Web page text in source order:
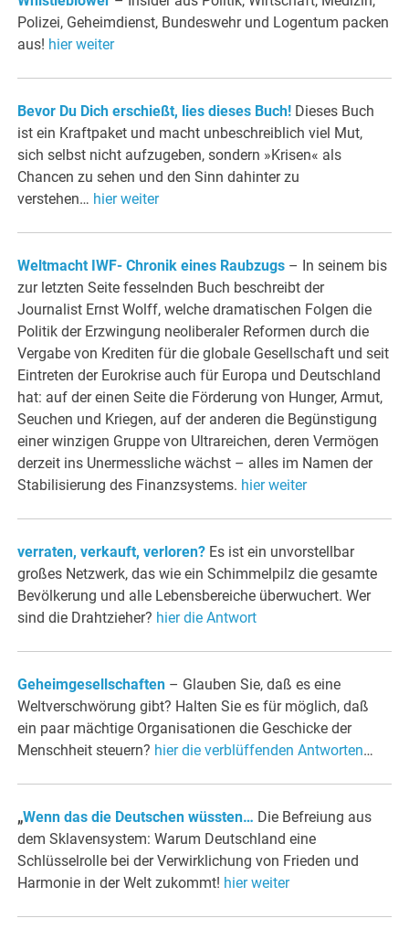
Polizei, Geheimdienst, Bundeswehr und Logentum packen
aus! hier weiter
Bevor Du Dich erschießt, lies dieses Buch! Dieses Buch
ist ein Kraftpaket und macht unbeschreiblich viel Mut,
sich selbst nicht aufzugeben, sondern »Krisen« als
Chancen zu sehen und den Sinn dahinter zu
verstehen… hier weiter
Weltmacht IWF- Chronik eines Raubzugs – In seinem bis
zur letzten Seite fesselnden Buch beschreibt der
Journalist Ernst Wolff, welche dramatischen Folgen die
Politik der Erzwingung neoliberaler Reformen durch die
Vergabe von Krediten für die globale Gesellschaft und seit
Eintreten der Eurokrise auch für Europa und Deutschland
hat: auf der einen Seite die Förderung von Hunger, Armut,
Seuchen und Kriegen, auf der anderen die Begünstigung
einer winzigen Gruppe von Ultrareichen, deren Vermögen
derzeit ins Unermessliche wächst – alles im Namen der
Stabilisierung des Finanzsystems. hier weiter
verraten, verkauft, verloren? Es ist ein unvorstellbar
großes Netzwerk, das wie ein Schimmelpilz die gesamte
Bevölkerung und alle Lebensbereiche überwuchert. Wer
sind die Drahtzieher? hier die Antwort
Geheimgesellschaften – Glauben Sie, daß es eine
Weltverschwörung gibt? Halten Sie es für möglich, daß
ein paar mächtige Organisationen die Geschicke der
Menschheit steuern? hier die verblüffenden Antworten…
„Wenn das die Deutschen wüssten… Die Befreiung aus
dem Sklavensystem: Warum Deutschland eine
Schlüsselrolle bei der Verwirklichung von Frieden und
Harmonie in der Welt zukommt! hier weiter